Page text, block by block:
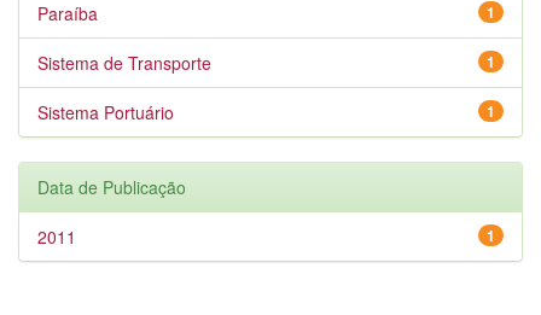
1
Paraíba
1
Sistema de Transporte
1
Sistema Portuário
Data de Publicação
1
2011